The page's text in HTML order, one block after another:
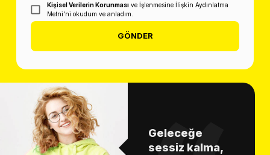
Kişisel Verilerin Korunması ve İşlenmesine İlişkin Aydınlatma
Metni'ni okudum ve anladım.
GÖNDER
Geleceğe
sessiz kalma,